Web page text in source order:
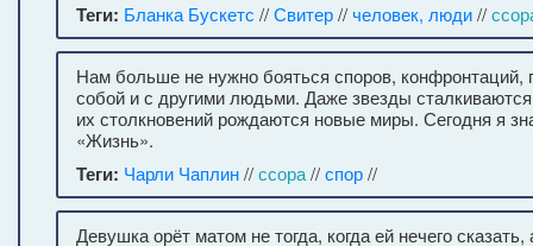
Теги: Бланка Бускетс //Свитер//человек, люди//
Нам больше не нужно бояться споров, конфронтаций,
собой и с другими людьми. Даже звезды
их столкновений рождаются новые миры. Сегодня я
«Жизнь».
Теги: Чарли Чаплин//ссора//спор//
Девушка орёт матом не тогда, когда ей нечего сказать,